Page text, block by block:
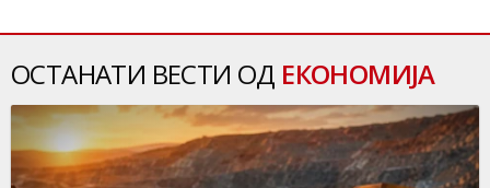
ОСТАНАТИ ВЕСТИ ОД ЕКОНОМИЈА